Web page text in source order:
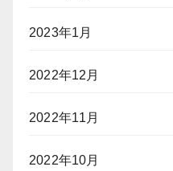
2023年1月
2022年12月
2022年11月
2022年10月